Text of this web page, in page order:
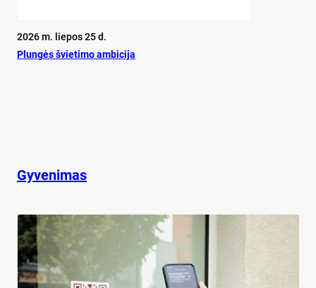
2026 m. liepos 25 d.
Plun­gės švie­ti­mo am­bi­ci­ja
Gyvenimas